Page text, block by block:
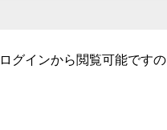
グインから閲覧可能ですの